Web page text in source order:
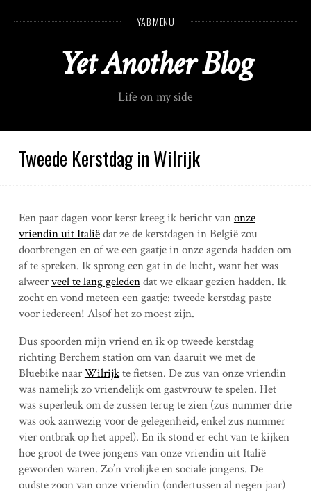
n
YAB MENU
Yet Another Blog
Life on my side
Tweede Kerstdag in Wilrijk
Een paar dagen voor kerst kreeg ik bericht vanonze
vriendin uit Italiëdat ze de kerstdagen in België zou
doorbrengen en of we een gaatje in onze agenda hadden om
af te spreken. Ik sprong een gat in de lucht, want het was
alweerveel te lang geledendat we elkaar gezien hadden. Ik
zocht en vond meteen een gaatje: tweede kerstdag paste
voor iedereen! Alsof het zo moest zijn.
Dus spoorden mijn vriend en ik op tweede kerstdag
richting Berchem station om van daaruit we met de
Bluebike naarWilrijkte fietsen. De zus van onze vriendin
was namelijk zo vriendelijk om gastvrouw te spelen. Het
was superleuk om de zussen terug te zien (zus nummer drie
was ook aanwezig voor de gelegenheid, enkel zus nummer
vier ontbrak op het appel). En ik stond er echt van te kijken
hoe groot de twee jongens van onze vriendin uit Italië
geworden waren. Zo’n vrolijke en sociale jongens. De
oudste zoon van onze vriendin (ondertussen al negen jaar)